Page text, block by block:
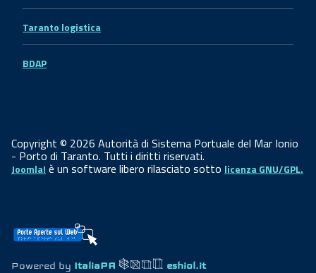
Taranto logistica
BDAP
Copyright © 2026 Autorità di Sistema Portuale del Mar Ionio
- Porto di Taranto. Tutti i diritti riservati.
Joomla! è un software libero rilasciato sotto licenza GNU/GPL.
Powered by ItaliaPA eshiol.it